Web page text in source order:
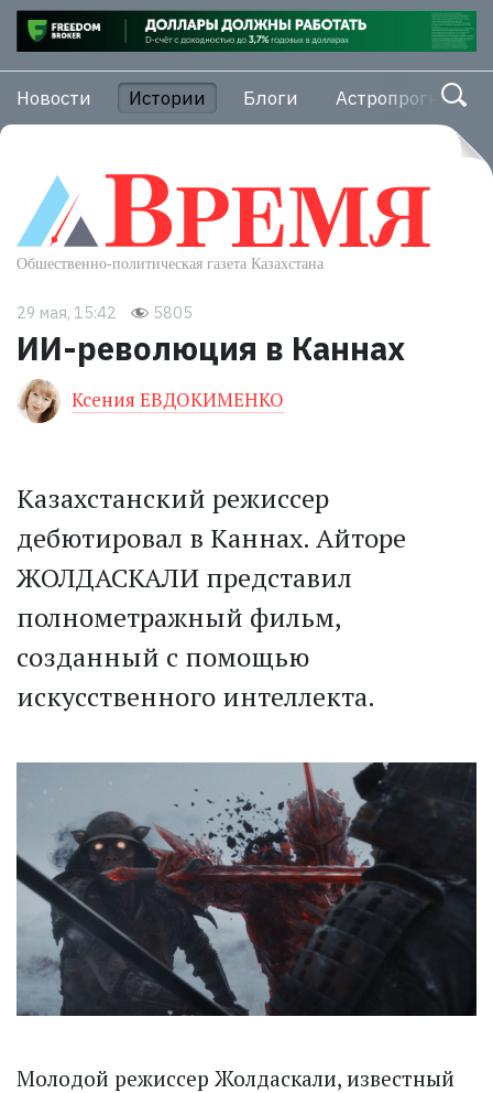
Новости Истории Блоги Астропрогноз
29 мая, 15:42 5805
ИИ-революция в Каннах
Ксения ЕВДОКИМЕНКО
Казахстанский режиссер
дебютировал в Каннах. Айторе
ЖОЛДАСКАЛИ представил
полнометражный фильм,
созданный с помощью
искусственного интеллекта.
Молодой режиссер Жолдаскали, известный